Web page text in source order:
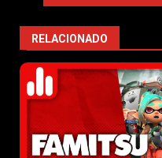
RELACIONADO